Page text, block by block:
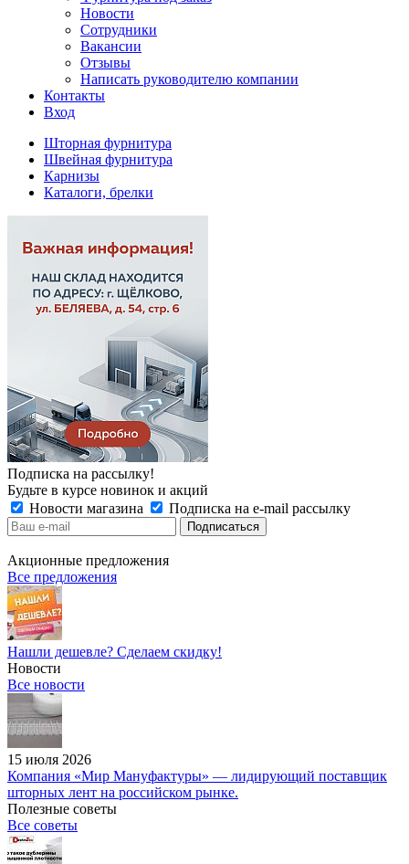
Новости
Сотрудники
Вакансии
Отзывы
Написать руководителю компании
Контакты
Вход
Шторная фурнитура
Швейная фурнитура
Карнизы
Каталоги, брелки
Подписка на рассылку!
Будьте в курсе новинок и акций
Новости магазина
Подписка на e-mail рассылку
Акционные предложения
Все предложения
Нашли дешевле? Сделаем скидку!
Новости
Все новости
15 июля 2026
Компания «Мир Мануфактуры» — лидирующий поставщик
шторных лент на российском рынке.
Полезные советы
Все советы